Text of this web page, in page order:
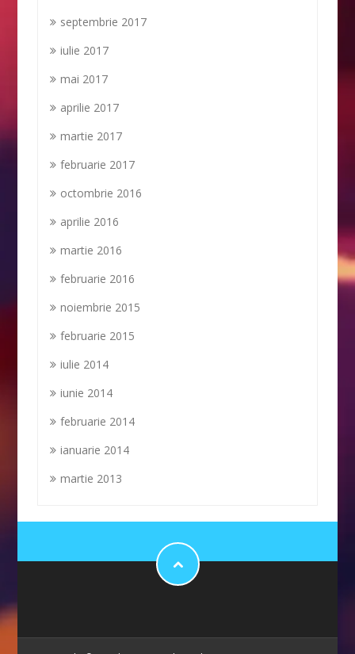
septembrie 2017
iulie 2017
mai 2017
aprilie 2017
martie 2017
februarie 2017
octombrie 2016
aprilie 2016
martie 2016
februarie 2016
noiembrie 2015
februarie 2015
iulie 2014
iunie 2014
februarie 2014
ianuarie 2014
martie 2013